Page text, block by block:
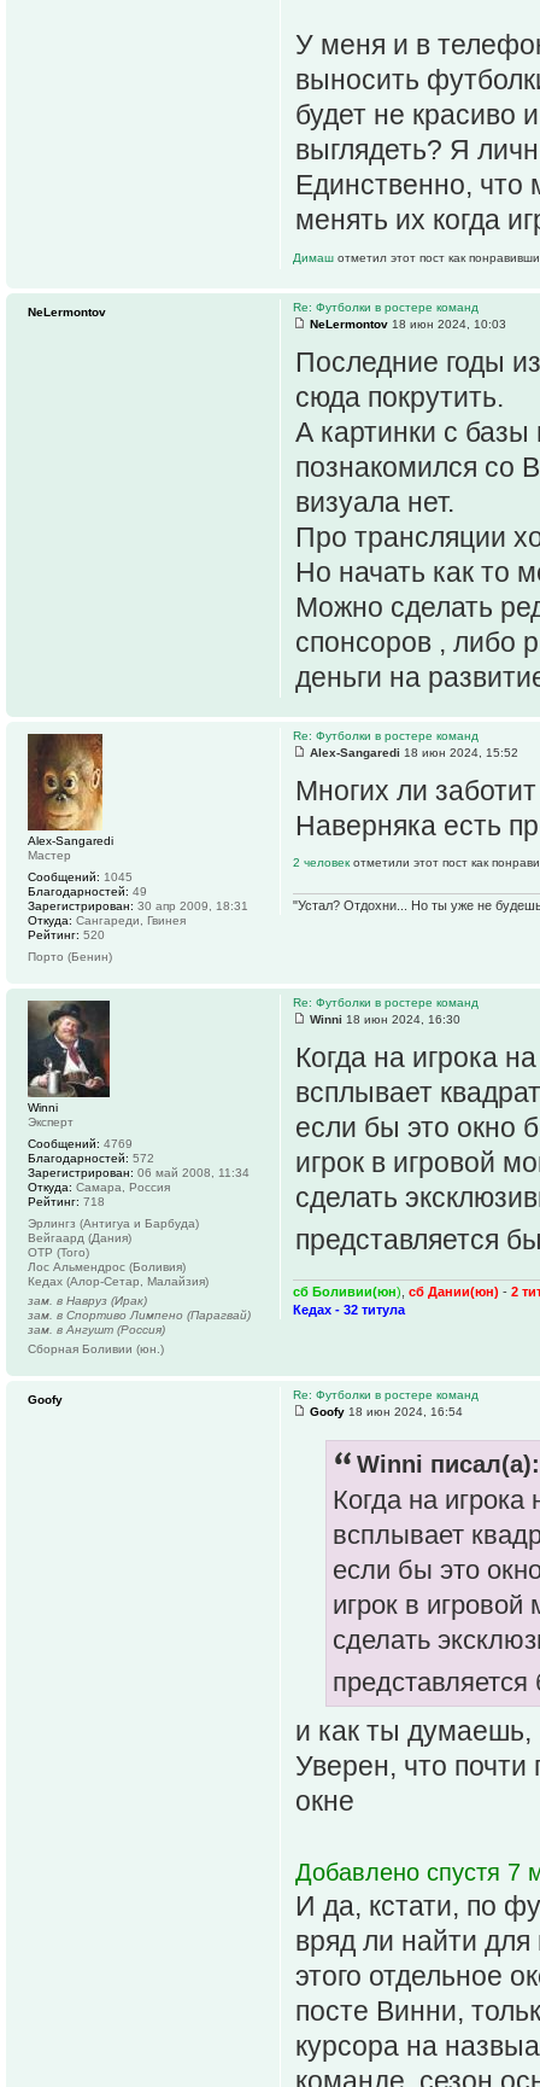
У меня и в
выносить
будет не красиво
выглядеть? Я
Единственно, что
менять их когда
Димаш отметил этот пост как
Re: Футболки в ростере команд
NeLermontov 18 июн 2024, 10:03
Последние годы
сюда покрутить.
А картинки с базы
познакомился со
визуала нет.
Про трансляции
Но начать как то
Можно сделать
спонсоров , либо
деньги на
NeLermontov
Re: Футболки в ростере команд
Alex-Sangaredi 18 июн 2024, 15:52
Многих ли
Наверняка есть
2 человек отметили этот пост как
"Устал? Отдохни... Но ты уже не
Alex-Sangaredi
Мастер
Сообщений: 1045
Благодарностей: 49
Зарегистрирован: 30 апр 2009, 18:31
Откуда: Сангареди, Гвинея
Рейтинг: 520
Порто (Бенин)
Re: Футболки в ростере команд
Winni 18 июн 2024, 16:30
Когда на игрока
всплывает
если бы это окно
игрок в игровой
сделать
представляется
сб Боливии(юн) сб Дании(юн) - 2
Кедах - 32 титула
Winni
Эксперт
Сообщений: 4769
Благодарностей: 572
Зарегистрирован: 06 май 2008, 11:34
Откуда: Самара, Россия
Рейтинг: 718
Эрлингз (Антигуа и Барбуда)
Вейгаард (Дания)
ОТР (Того)
Лос Альмендрос (Боливия)
Кедах (Алор-Сетар, Малайзия)
зам. в Навруз (Ирак)
зам. в Спортиво Лимпено (Парагвай)
зам. в Ангушт (Россия)
Сборная Боливии (юн.)
Re: Футболки в ростере команд
Goofy 18 июн 2024, 16:54
Winni писал(а):
Когда на
всплывает
если бы это
игрок в
сделать
и как ты думаешь,
Уверен, что
окне
Добавлено спустя 7
И да, кстати, по
вряд ли найти
этого отдельное
посте Винни,
курсора на
Goofy